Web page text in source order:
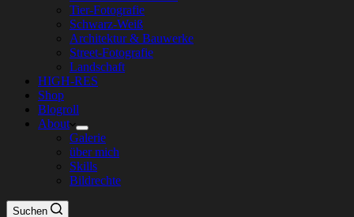
Tier-Fotografie
Schwarz-Weiß
Architektur & Bauwerke
Street-Fotografie
Landschaft
HIGH-RES
Shop
Blogroll
About
Galerie
über mich
Skills
Bildrechte
Suchen